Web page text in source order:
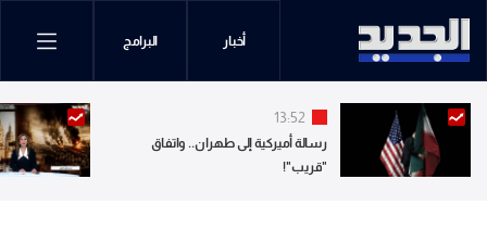
أخبار البرامج
13:52
رسالة أميركية إلى طهران.. واتفاق
"قريب"!